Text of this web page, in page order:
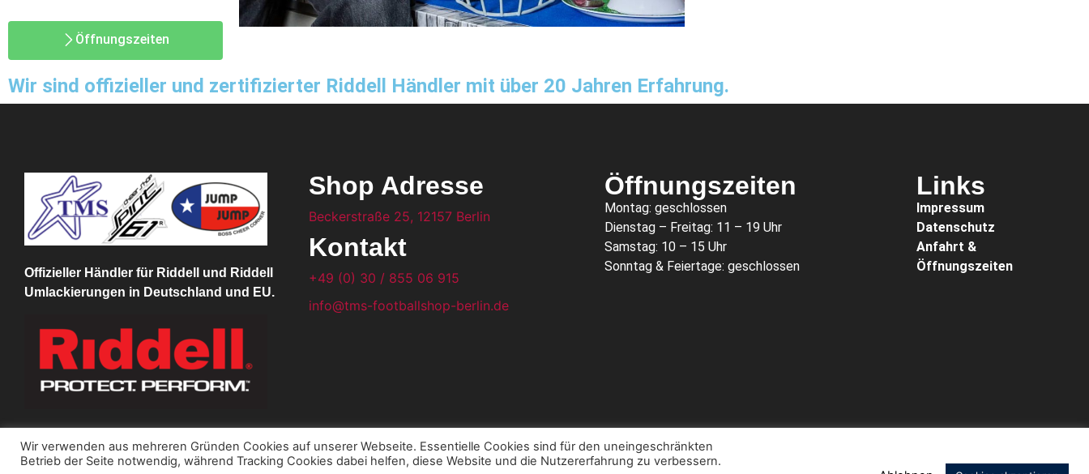
Öffnungszeiten
Wir sind offizieller und zertifizierter Riddell Händler mit über 20 Jahren Erfahrung.
Offizieller Händler für Riddell und Riddell
Umlackierungen in Deutschland und EU.
Shop Adresse
Beckerstraße 25, 12157 Berlin
Kontakt
+49 (0) 30 / 855 06 915
info@tms-footballshop-berlin.de
Öffnungszeiten
Montag: geschlossen
Dienstag – Freitag: 11 – 19 Uhr
Samstag: 10 – 15 Uhr
Sonntag & Feiertage: geschlossen
Links
Impressum
Datenschutz
Anfahrt &
Öffnungszeiten
Wir verwenden aus mehreren Gründen Cookies auf unserer Webseite. Essentielle Cookies sind für den uneingeschränkten
Betrieb der Seite notwendig, während Tracking Cookies dabei helfen, diese Website und die Nutzererfahrung zu verbessern.